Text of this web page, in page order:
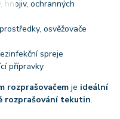
hnojiv, ochranných
osvěžovače
spreje
přípravky
rozprašovačem je ideální
rozprašování tekutin.